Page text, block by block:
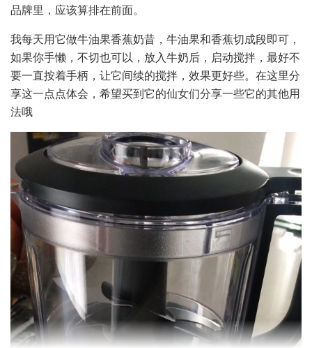
品牌里，应该算排在前面。
我每天用它做牛油果香蕉奶昔，牛油果和香蕉切成段即可，
如果你手懒，不切也可以，放入牛奶后，启动搅拌，最好不
要一直按着手柄，让它间续的搅拌，效果更好些。在这里分
享这一点点体会，希望买到它的仙女们分享一些它的其他用
法哦